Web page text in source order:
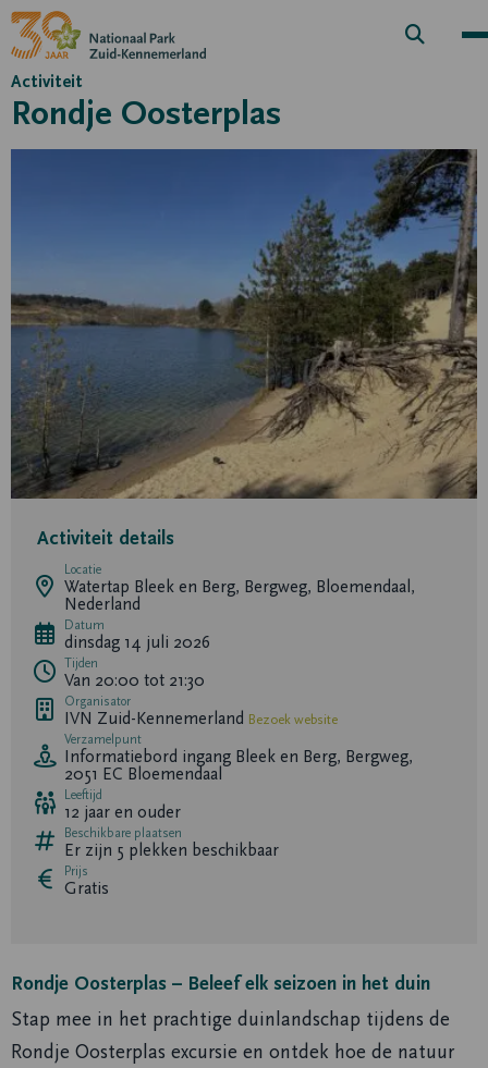
Zoek
Activiteit
Rondje Oosterplas
Activiteit details
Locatie
Watertap Bleek en Berg, Bergweg, Bloemendaal,
Nederland
Datum
dinsdag 14 juli 2026
Tijden
Van 20:00 tot 21:30
Organisator
IVN Zuid-Kennemerland Bezoek website
Verzamelpunt
Informatiebord ingang Bleek en Berg, Bergweg,
2051 EC Bloemendaal
Leeftijd
12 jaar en ouder
Beschikbare plaatsen
Er zijn 5 plekken beschikbaar
Prijs
Gratis
Rondje Oosterplas – Beleef elk seizoen in het duin
Stap mee in het prachtige duinlandschap tijdens de
Rondje Oosterplas excursie en ontdek hoe de natuur